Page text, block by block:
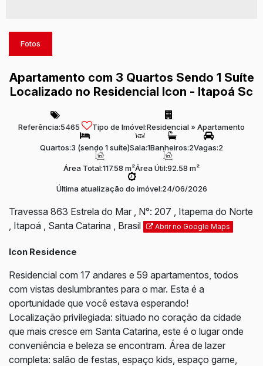
Fotos
Apartamento com 3 Quartos Sendo 1 Suíte
Localizado no Residencial Icon - Itapoá Sc
Referência:5465 Tipo de Imóvel:Residencial» Apartamento
Quartos:3 (sendo 1 suíte)Sala:1Banheiros:2Vagas:2
Área Total:117.58 m²Área Útil:92.58 m²
Última atualização do imóvel:24/06/2026
Travessa 863 Estrela do Mar , N°: 207 , Itapema do Norte
, Itapoá , Santa Catarina , Brasil Abrir no Google Maps
Icon Residence
Residencial com 17 andares e 59 apartamentos, todos
com vistas deslumbrantes para o mar. Esta é a
oportunidade que você estava esperando!
Localização privilegiada: situado no coração da cidade
que mais cresce em Santa Catarina, este é o lugar onde
conveniência e beleza se encontram. Área de lazer
completa: salão de festas, espaço kids, espaço game,